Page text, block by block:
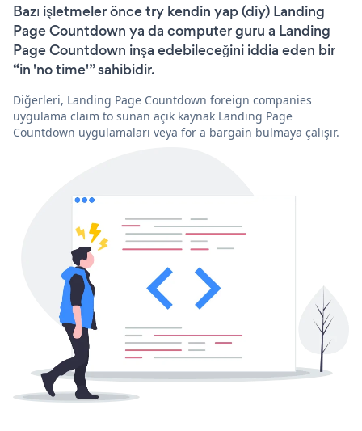
Bazı işletmeler önce try kendin yap (diy) Landing
Page Countdown ya da computer guru a Landing
Page Countdown inşa edebileceğini iddia eden bir
“in 'no time'” sahibidir.
Diğerleri, Landing Page Countdown foreign companies
uygulama claim to sunan açık kaynak Landing Page
Countdown uygulamaları veya for a bargain bulmaya çalışır.